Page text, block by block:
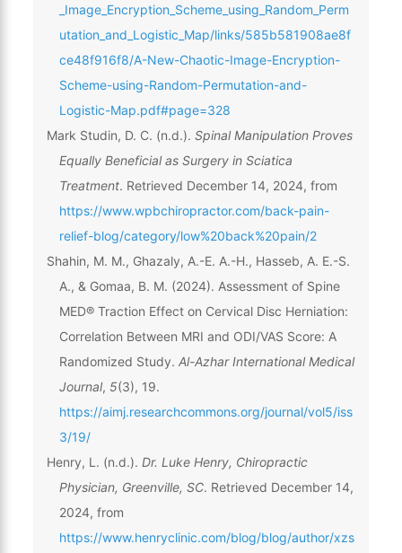
_Image_Encryption_Scheme_using_Random_Perm
utation_and_Logistic_Map/links/585b581908ae8f
ce48f916f8/A-New-Chaotic-Image-Encryption-
Scheme-using-Random-Permutation-and-
Logistic-Map.pdf#page=328
Mark Studin, D. C. (n.d.). Spinal Manipulation Proves
Equally Beneficial as Surgery in Sciatica
Treatment. Retrieved December 14, 2024, from
https://www.wpbchiropractor.com/back-pain-
relief-blog/category/low%20back%20pain/2
Shahin, M. M., Ghazaly, A.-E. A.-H., Hasseb, A. E.-S.
A., & Gomaa, B. M. (2024). Assessment of Spine
MED® Traction Effect on Cervical Disc Herniation:
Correlation Between MRI and ODI/VAS Score: A
Randomized Study. Al-Azhar International Medical
Journal, 5(3), 19.
https://aimj.researchcommons.org/journal/vol5/iss
3/19/
Henry, L. (n.d.). Dr. Luke Henry, Chiropractic
Physician, Greenville, SC. Retrieved December 14,
2024, from
https://www.henryclinic.com/blog/blog/author/xzs